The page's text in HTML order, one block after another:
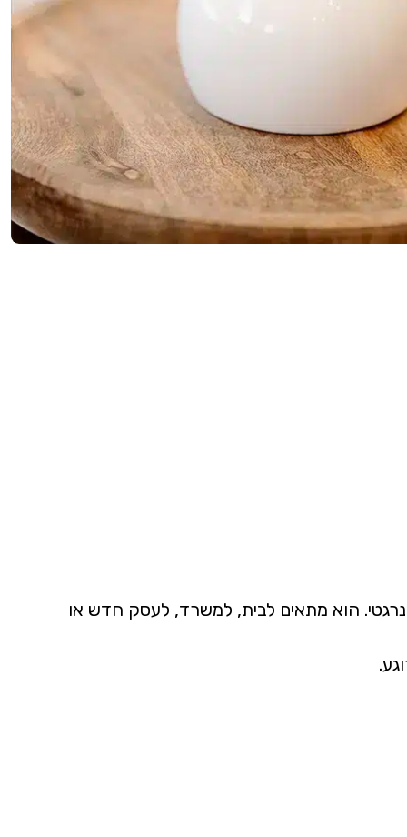
הוא מתאים לבית, למשרד, לעסק חדש או